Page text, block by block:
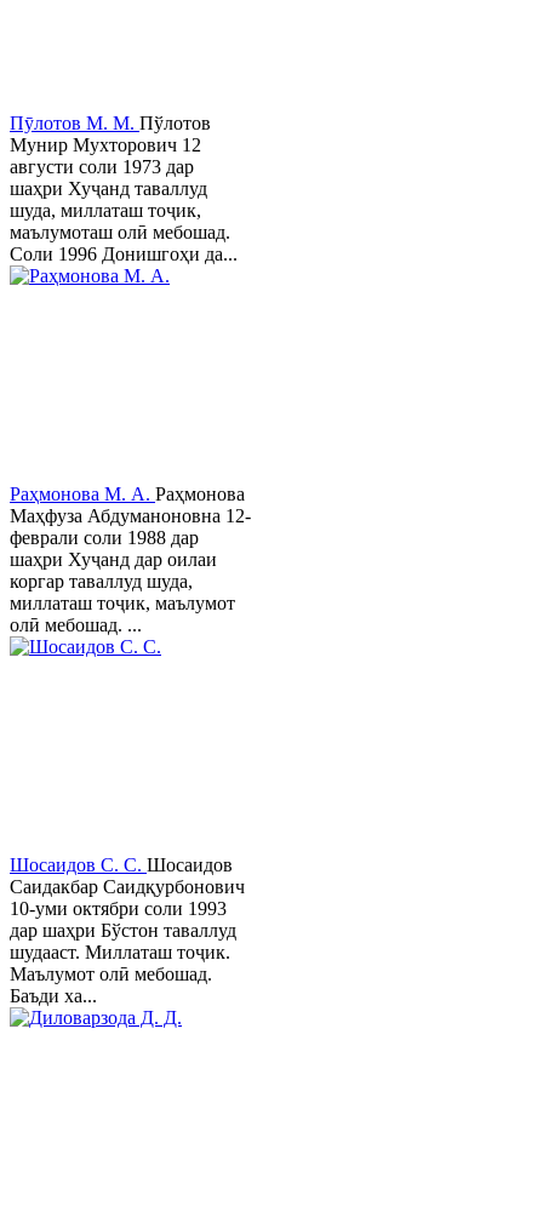
Пӯлотов М. М. Пўлотов
Мунир Мухторович 12
августи соли 1973 дар
шаҳри Хуҷанд таваллуд
шуда, миллаташ тоҷик,
маълумоташ олӣ мебошад.
Соли 1996 Донишгоҳи да...
Раҳмонова М. А. Раҳмонова
Маҳфуза Абдуманоновна 12-
феврали соли 1988 дар
шаҳри Хуҷанд дар оилаи
коргар таваллуд шуда,
миллаташ тоҷик, маълумот
олӣ мебошад. ...
Шосаидов С. С. Шосаидов
Саидакбар Саидқурбонович
10-уми октябри соли 1993
дар шаҳри Бўстон таваллуд
шудааст. Миллаташ тоҷик.
Маълумот олӣ мебошад.
Баъди ха...